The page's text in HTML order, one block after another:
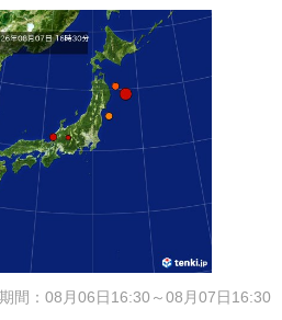
期間：08月06日16:30～08月07日16:30